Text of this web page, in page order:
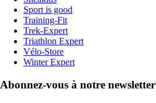
Sport is good
Training-Fit
Trek-Expert
Triathlon Expert
Vélo-Store
Winter Expert
Abonnez-vous à notre newsletter